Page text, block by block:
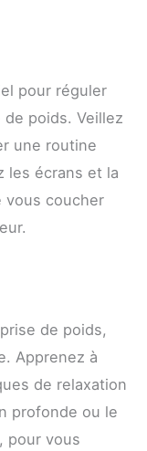
pour réguler
poids. Veillez
une routine
les écrans et la
vous coucher
de poids,
Apprenez à
de relaxation
profonde ou le
pour vous